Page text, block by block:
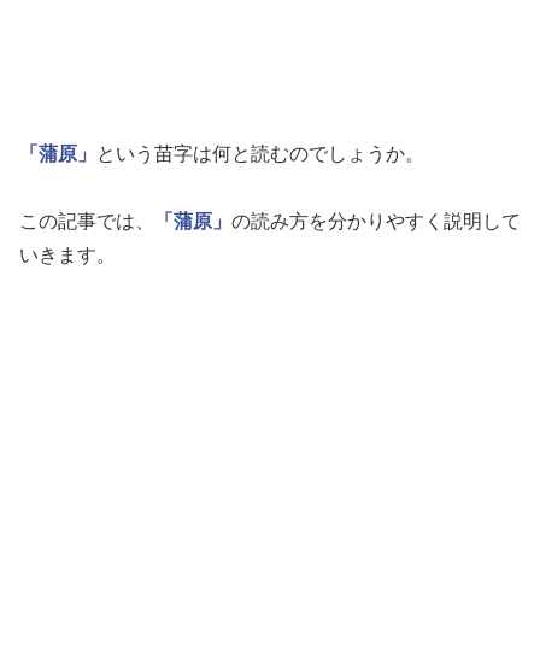
「蒲原」 という苗字は何と読むのでしょうか。
この記事では、 「蒲原」 の読み方を分かりやすく説明して
いきます。